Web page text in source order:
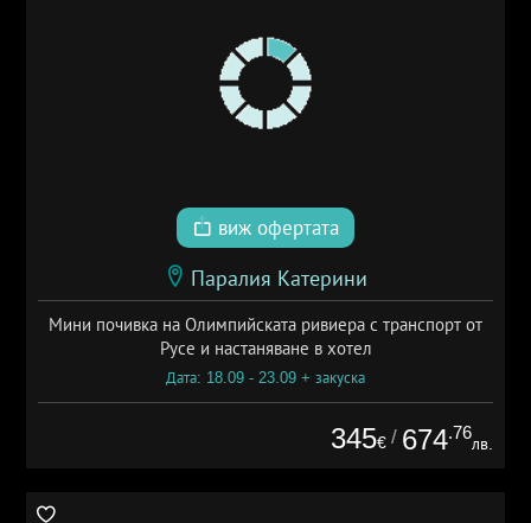
виж офертата
Паралия Катерини
Мини почивка на Олимпийската ривиера с транспорт от
Русе и настаняване в хотел
Дата: 18.09 - 23.09 + закуска
345€ / 674.76
лв.